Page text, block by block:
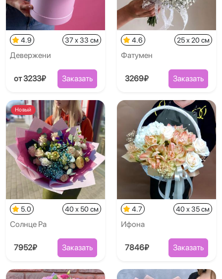
4.9 37 x 33 см
Девержени
от 3233₽ Заказать
4.6 25 x 20 см
Фатумен
3269₽ Заказать
Новый
5.0 40 x 50 см
Солнце Ра
7952₽ Заказать
4.7 40 x 35 см
Ифона
7846₽ Заказать